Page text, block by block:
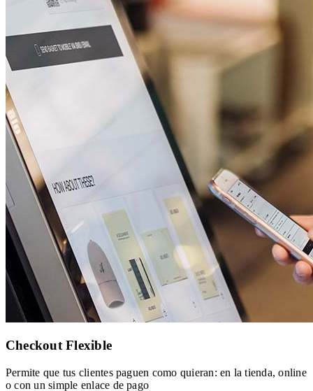
Checkout Flexible
Permite que tus clientes paguen como quieran: en la tienda, online
o con un simple enlace de pago